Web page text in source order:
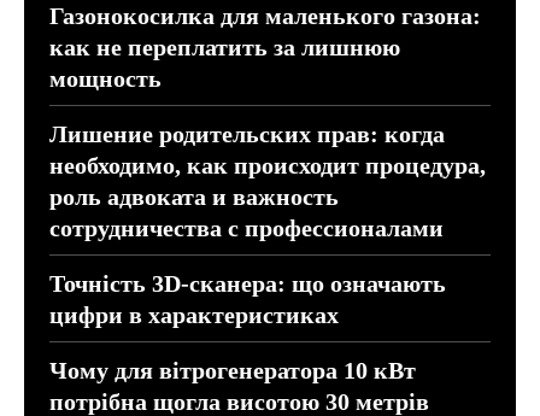
Газонокосилка для маленького газона:
как не переплатить за лишнюю
мощность
Лишение родительских прав: когда
необходимо, как происходит процедура,
роль адвоката и важность
сотрудничества с профессионалами
Точність 3D-сканера: що означають
цифри в характеристиках
Чому для вітрогенератора 10 кВт
потрібна щогла висотою 30 метрів